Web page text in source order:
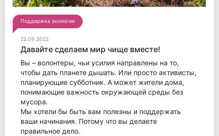
Поддержка экологии
22.09.2022
Давайте сделаем мир чище вместе!
Вы – волонтеры, чьи усилия направлены на то,
чтобы дать планете дышать. Или просто активисты,
планирующие субботник. А может жители дома,
понимающие важность окружающей среды без
мусора.
Мы хотели бы быть вам полезны и поддержать
ваши начинания. Потому что вы делаете
правильное дело.